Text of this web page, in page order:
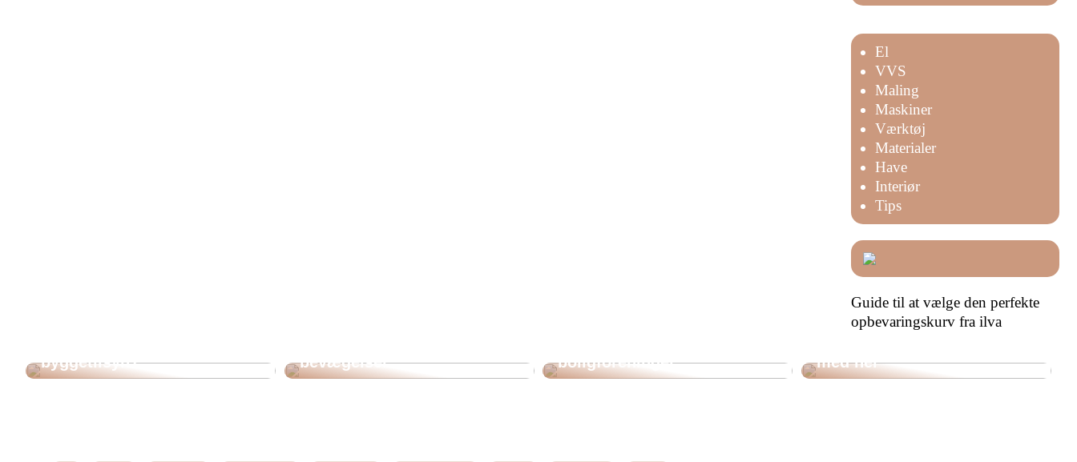
El
VVS
Maling
Maskiner
Værktøj
Materialer
Have
Interiør
Tips
Guide til at vælge den perfekte
opbevaringskurv fra ilva
byggetilsyn?
bevægelser
boligforeninger
Skal du i gang med et større
med her